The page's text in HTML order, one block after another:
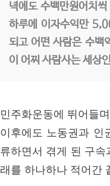
녁에도 수백만원어치
하루에 이자수익만
되고 어떤 사람은 수백
이 어찌 사람사는 세상
민주화운동에 뛰어들
이후에도 노동권과 인
류하면서 겪게 된 구
래를 하나하나 적어간